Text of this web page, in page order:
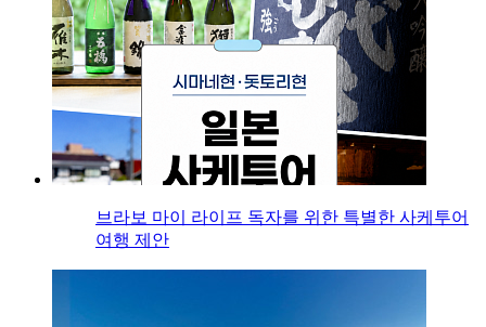
브라보 마이 라이프 독자를 위한 특별한 사케투어
여행 제안